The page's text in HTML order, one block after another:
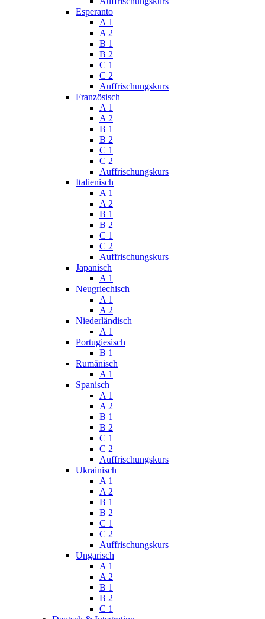
Esperanto
A 1
A 2
B 1
B 2
C 1
C 2
Auffrischungskurs
Französisch
A 1
A 2
B 1
B 2
C 1
C 2
Auffrischungskurs
Italienisch
A 1
A 2
B 1
B 2
C 1
C 2
Auffrischungskurs
Japanisch
A 1
Neugriechisch
A 1
A 2
Niederländisch
A 1
Portugiesisch
B 1
Rumänisch
A 1
Spanisch
A 1
A 2
B 1
B 2
C 1
C 2
Auffrischungskurs
Ukrainisch
A 1
A 2
B 1
B 2
C 1
C 2
Auffrischungskurs
Ungarisch
A 1
A 2
B 1
B 2
C 1